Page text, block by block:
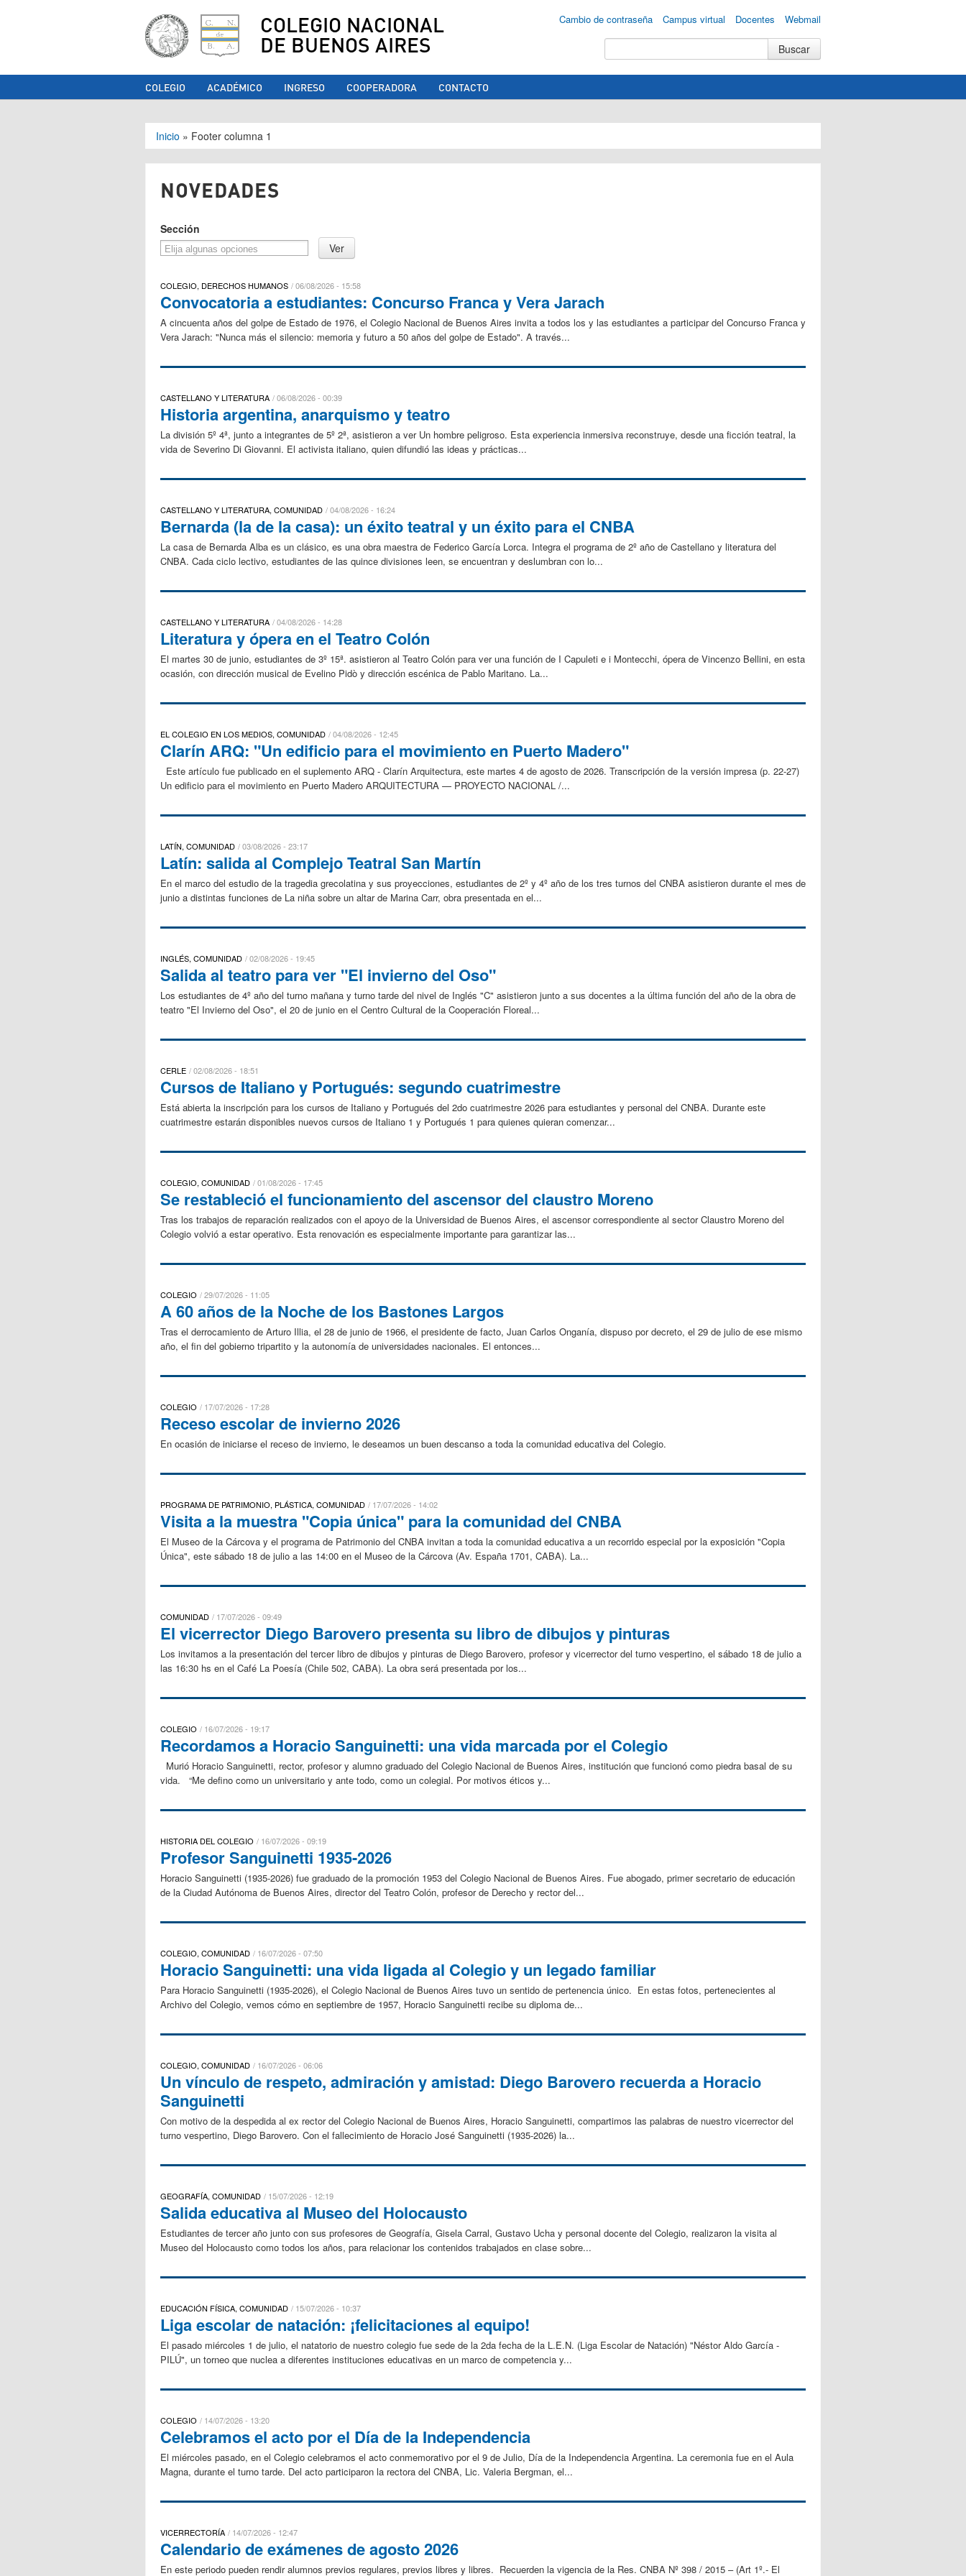
COLEGIO NACIONAL
DE BUENOS AIRES
Cambio de contraseña Campus virtual Docentes Webmail
COLEGIO ACADÉMICO INGRESO COOPERADORA CONTACTO
Se encuentra usted aquí
Inicio » Footer columna 1
NOVEDADES
Sección
COLEGIO, DERECHOS HUMANOS 06/08/2026 - 15:58
Convocatoria a estudiantes: Concurso Franca y Vera Jarach
A cincuenta años del golpe de Estado de 1976, el Colegio Nacional de Buenos Aires invita a todos los y las estudiantes a participar del Concurso Franca y
Vera Jarach: "Nunca más el silencio: memoria y futuro a 50 años del golpe de Estado". A través...
CASTELLANO Y LITERATURA 06/08/2026 - 00:39
Historia argentina, anarquismo y teatro
La división 5º 4ª, junto a integrantes de 5º 2ª, asistieron a ver Un hombre peligroso. Esta experiencia inmersiva reconstruye, desde una ficción teatral, la
vida de Severino Di Giovanni. El activista italiano, quien difundió las ideas y prácticas...
CASTELLANO Y LITERATURA, COMUNIDAD 04/08/2026 - 16:24
Bernarda (la de la casa): un éxito teatral y un éxito para el CNBA
La casa de Bernarda Alba es un clásico, es una obra maestra de Federico García Lorca. Integra el programa de 2º año de Castellano y literatura del
CNBA. Cada ciclo lectivo, estudiantes de las quince divisiones leen, se encuentran y deslumbran con lo...
CASTELLANO Y LITERATURA 04/08/2026 - 14:28
Literatura y ópera en el Teatro Colón
El martes 30 de junio, estudiantes de 3º 15ª. asistieron al Teatro Colón para ver una función de I Capuleti e i Montecchi, ópera de Vincenzo Bellini, en esta
ocasión, con dirección musical de Evelino Pidò y dirección escénica de Pablo Maritano. La...
EL COLEGIO EN LOS MEDIOS, COMUNIDAD 04/08/2026 - 12:45
Clarín ARQ: "Un edificio para el movimiento en Puerto Madero"
Este artículo fue publicado en el suplemento ARQ - Clarín Arquitectura, este martes 4 de agosto de 2026. Transcripción de la versión impresa (p. 22-27)
Un edificio para el movimiento en Puerto Madero ARQUITECTURA — PROYECTO NACIONAL /...
LATÍN, COMUNIDAD 03/08/2026 - 23:17
Latín: salida al Complejo Teatral San Martín
En el marco del estudio de la tragedia grecolatina y sus proyecciones, estudiantes de 2º y 4º año de los tres turnos del CNBA asistieron durante el mes de
junio a distintas funciones de La niña sobre un altar de Marina Carr, obra presentada en el...
INGLÉS, COMUNIDAD 02/08/2026 - 19:45
Salida al teatro para ver "El invierno del Oso"
Los estudiantes de 4º año del turno mañana y turno tarde del nivel de Inglés "C" asistieron junto a sus docentes a la última función del año de la obra de
teatro "El Invierno del Oso", el 20 de junio en el Centro Cultural de la Cooperación Floreal...
CERLE 02/08/2026 - 18:51
Cursos de Italiano y Portugués: segundo cuatrimestre
Está abierta la inscripción para los cursos de Italiano y Portugués del 2do cuatrimestre 2026 para estudiantes y personal del CNBA. Durante este
cuatrimestre estarán disponibles nuevos cursos de Italiano 1 y Portugués 1 para quienes quieran comenzar...
COLEGIO, COMUNIDAD 01/08/2026 - 17:45
Se restableció el funcionamiento del ascensor del claustro Moreno
Tras los trabajos de reparación realizados con el apoyo de la Universidad de Buenos Aires, el ascensor correspondiente al sector Claustro Moreno del
Colegio volvió a estar operativo. Esta renovación es especialmente importante para garantizar las...
COLEGIO 29/07/2026 - 11:05
A 60 años de la Noche de los Bastones Largos
Tras el derrocamiento de Arturo Illia, el 28 de junio de 1966, el presidente de facto, Juan Carlos Onganía, dispuso por decreto, el 29 de julio de ese mismo
año, el fin del gobierno tripartito y la autonomía de universidades nacionales. El entonces...
COLEGIO 17/07/2026 - 17:28
Receso escolar de invierno 2026
En ocasión de iniciarse el receso de invierno, le deseamos un buen descanso a toda la comunidad educativa del Colegio.
PROGRAMA DE PATRIMONIO, PLÁSTICA, COMUNIDAD 17/07/2026 - 14:02
Visita a la muestra "Copia única" para la comunidad del CNBA
El Museo de la Cárcova y el programa de Patrimonio del CNBA invitan a toda la comunidad educativa a un recorrido especial por la exposición "Copia
Única", este sábado 18 de julio a las 14:00 en el Museo de la Cárcova (Av. España 1701, CABA). La...
COMUNIDAD 17/07/2026 - 09:49
El vicerrector Diego Barovero presenta su libro de dibujos y pinturas
Los invitamos a la presentación del tercer libro de dibujos y pinturas de Diego Barovero, profesor y vicerrector del turno vespertino, el sábado 18 de julio a
las 16:30 hs en el Café La Poesía (Chile 502, CABA). La obra será presentada por los...
COLEGIO 16/07/2026 - 19:17
Recordamos a Horacio Sanguinetti: una vida marcada por el Colegio
Murió Horacio Sanguinetti, rector, profesor y alumno graduado del Colegio Nacional de Buenos Aires, institución que funcionó como piedra basal de su
vida. “Me defino como un universitario y ante todo, como un colegial. Por motivos éticos y...
HISTORIA DEL COLEGIO 16/07/2026 - 09:19
Profesor Sanguinetti 1935-2026
Horacio Sanguinetti (1935-2026) fue graduado de la promoción 1953 del Colegio Nacional de Buenos Aires. Fue abogado, primer secretario de educación
de la Ciudad Autónoma de Buenos Aires, director del Teatro Colón, profesor de Derecho y rector del...
COLEGIO, COMUNIDAD 16/07/2026 - 07:50
Horacio Sanguinetti: una vida ligada al Colegio y un legado familiar
Para Horacio Sanguinetti (1935-2026), el Colegio Nacional de Buenos Aires tuvo un sentido de pertenencia único. En estas fotos, pertenecientes al
Archivo del Colegio, vemos cómo en septiembre de 1957, Horacio Sanguinetti recibe su diploma de...
COLEGIO, COMUNIDAD 16/07/2026 - 06:06
Un vínculo de respeto, admiración y amistad: Diego Barovero recuerda a Horacio
Sanguinetti
Con motivo de la despedida al ex rector del Colegio Nacional de Buenos Aires, Horacio Sanguinetti, compartimos las palabras de nuestro vicerrector del
turno vespertino, Diego Barovero. Con el fallecimiento de Horacio José Sanguinetti (1935-2026) la...
GEOGRAFÍA, COMUNIDAD 15/07/2026 - 12:19
Salida educativa al Museo del Holocausto
Estudiantes de tercer año junto con sus profesores de Geografía, Gisela Carral, Gustavo Ucha y personal docente del Colegio, realizaron la visita al
Museo del Holocausto como todos los años, para relacionar los contenidos trabajados en clase sobre...
EDUCACIÓN FÍSICA, COMUNIDAD 15/07/2026 - 10:37
Liga escolar de natación: ¡felicitaciones al equipo!
​El pasado miércoles 1 de julio, el natatorio de nuestro colegio fue sede de la 2da fecha de la L.E.N. (Liga Escolar de Natación) "Néstor Aldo García -
PILÚ", un torneo que nuclea a diferentes instituciones educativas en un marco de competencia y...
COLEGIO 14/07/2026 - 13:20
Celebramos el acto por el Día de la Independencia
El miércoles pasado, en el Colegio celebramos el acto conmemorativo por el 9 de Julio, Día de la Independencia Argentina. La ceremonia fue en el Aula
Magna, durante el turno tarde. Del acto participaron la rectora del CNBA, Lic. Valeria Bergman, el...
VICERRECTORÍA 14/07/2026 - 12:47
Calendario de exámenes de agosto 2026
En este periodo pueden rendir alumnos previos regulares, previos libres y libres. Recuerden la vigencia de la Res. CNBA Nº 398 / 2015 – (Art 1º.- El